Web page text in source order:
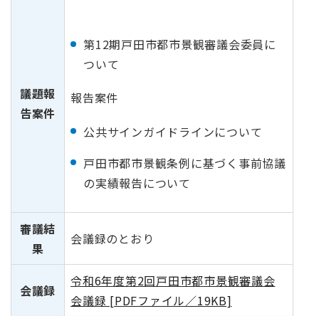
議題報
告案件
第12期戸田市都市景観審議会委員に
ついて
報告案件
公共サインガイドラインについて
戸田市都市景観条例に基づく事前協議
の実績報告について
審議結
果
会議録のとおり
会議録
令和6年度第2回戸田市都市景観審議会
会議録 [PDFファイル／19KB]